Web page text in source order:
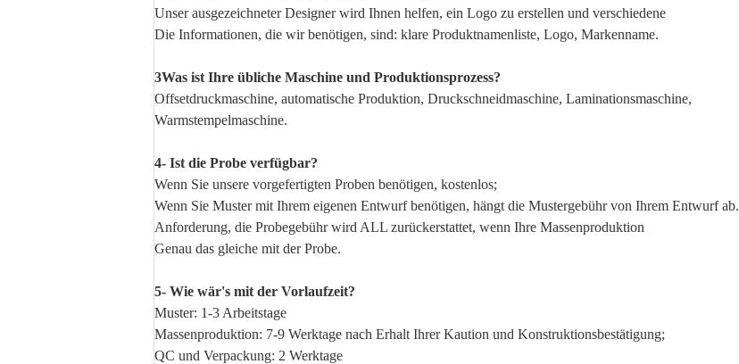
Unser ausgezeichneter Designer wird Ihnen helfen, ein Logo zu erstellen und verschiedene
Die Informationen, die wir benötigen, sind: klare Produktnamenliste, Logo, Markenname.
3Was ist Ihre übliche Maschine und Produktionsprozess?
Offsetdruckmaschine, automatische Produktion, Druckschneidmaschine, Laminationsmaschine,
Warmstempelmaschine.
4- Ist die Probe verfügbar?
Wenn Sie unsere vorgefertigten Proben benötigen, kostenlos;
Wenn Sie Muster mit Ihrem eigenen Entwurf benötigen, hängt die Mustergebühr von Ihrem Entwurf ab.
Anforderung, die Probegebühr wird ALL zurückerstattet, wenn Ihre Massenproduktion
Genau das gleiche mit der Probe.
5- Wie wär's mit der Vorlaufzeit?
Muster: 1-3 Arbeitstage
Massenproduktion: 7-9 Werktage nach Erhalt Ihrer Kaution und Konstruktionsbestätigung;
QC und Verpackung: 2 Werktage